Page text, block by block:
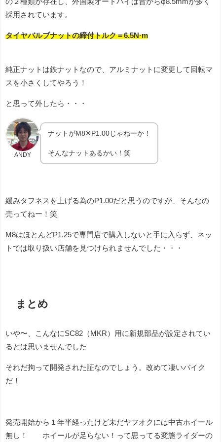
採用されています。
タイヤバルブナットの締付トルク＝6.5N·m
純正ナットは鉄ナットなので、アルミナットに変更して回転マ
スを小さくしてやろう！
と思って外したら・・・
ANDY
ナットがM8✕P1.00じゃねーか！
そんなナットあるかい！笑
緩みタフネスを上げる為のP1.00だと思うのですが、そんなの
売ってねー！笑
M8はほとんどP1.25で専門店で購入しないと手に入らず、ネッ
トでは取り扱い店舗を見つけられませんでした・・・
まとめ
いや〜、こんなにSC82（MKR）用に新規部品が設定されてい
るとは思いませんでした
それだ拘って開発された証なのでしょう。改めて凄いバイク
だ！
発売開始から１年半経ったけど未だヤフオクには中古ホイール
無し！ ホイールが足らない！って思ってる変態ライダーの